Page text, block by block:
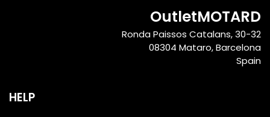
OutletMOTARD
Ronda Paissos Catalans, 30-32
08304 Mataro, Barcelona
Spain
HELP